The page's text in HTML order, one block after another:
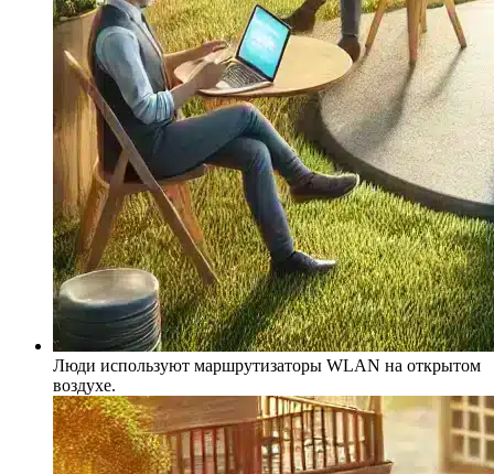
Люди используют маршрутизаторы WLAN на открытом
воздухе.